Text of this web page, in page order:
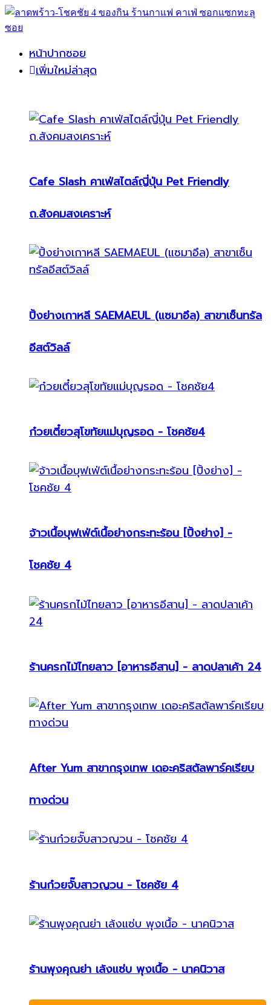
หน้าปากซอย
เพิ่มใหม่ล่าสุด
Cafe Slash คาเฟ่สไตล์ญี่ปุ่น Pet Friendly
ถ.สังคมสงเคราะห์
ปิ้งย่างเกาหลี SAEMAEUL (แซมาอึล) สาขาเซ็นทรัล
อีสต์วิลล์
ก๋วยเตี๋ยวสุโขทัยแม่บุญรอด - โชคชัย4
จ้าวเนื้อบุฟเฟ่ต์เนื้อย่างกระทะร้อน [ปิ้งย่าง] -
โชคชัย 4
ร้านครกไม้ไทยลาว [อาหารอีสาน] - ลาดปลาเค้า 24
After Yum สาขากรุงเทพ เดอะคริสตัลพาร์คเรียบ
ทางด่วน
ร้านก๋วยจั๊บสาวญวน - โชคชัย 4
ร้านพุงคุณย่า เล้งแซ่บ พุงเนื้อ - นาคนิวาส